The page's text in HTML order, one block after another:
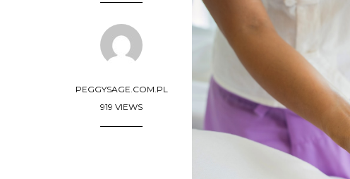
PEGGYSAGE.COM.PL
919 VIEWS